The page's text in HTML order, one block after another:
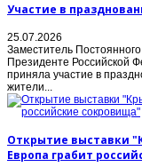
Участие в
25.07.2026
Заместитель
Президенте Российской
приняла участие в
жители...
Открытие выставки
Европа грабит